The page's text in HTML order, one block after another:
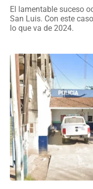
El lamentable suceso
San Luis. Con este
lo que va de 2024.